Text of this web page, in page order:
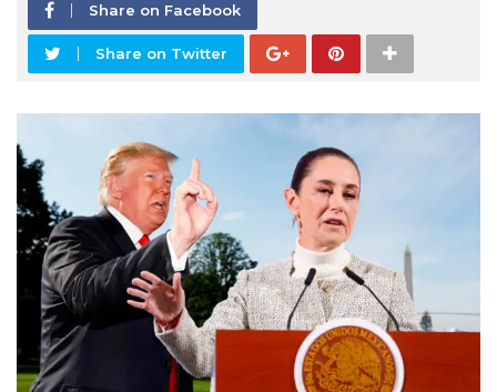
Share on Facebook
Share on Twitter